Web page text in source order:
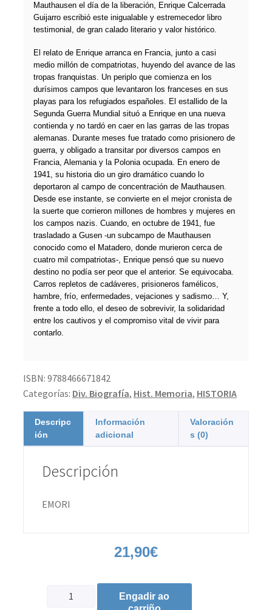
Mauthausen el día de la liberación, Enrique Calcerrada
Guijarro escribió este inigualable y estremecedor libro
testimonial, de gran calado literario y valor histórico.
El relato de Enrique arranca en Francia, junto a casi
medio millón de compatriotas, huyendo del avance de las
tropas franquistas. Un periplo que comienza en los
durísimos campos que levantaron los franceses en sus
playas para los refugiados españoles. El estallido de la
Segunda Guerra Mundial situó a Enrique en una nueva
contienda y no tardó en caer en las garras de las tropas
alemanas. Durante meses fue tratado como prisionero de
guerra, y obligado a transitar por diversos campos en
Francia, Alemania y la Polonia ocupada. En enero de
1941, su historia dio un giro dramático cuando lo
deportaron al campo de concentración de Mauthausen.
Desde ese instante, se convierte en el mejor cronista de
la suerte que corrieron millones de hombres y mujeres en
los campos nazis. Cuando, en octubre de 1941, fue
trasladado a Gusen -un subcampo de Mauthausen
conocido como el Matadero, donde murieron cerca de
cuatro mil compatriotas-, Enrique pensó que su nuevo
destino no podía ser peor que el anterior. Se equivocaba.
Carros repletos de cadáveres, prisioneros famélicos,
hambre, frío, enfermedades, vejaciones y sadismo… Y,
frente a todo ello, el deseo de sobrevivir, la solidaridad
entre los cautivos y el compromiso vital de vivir para
contarlo.
ISBN: 9788466671842
Categorías: Div. Biografía, Hist. Memoria, HISTORIA
Descripc
ión
Información
adicional
Valoración
s (0)
Descripción
EMORI
21,90€
Engadir ao